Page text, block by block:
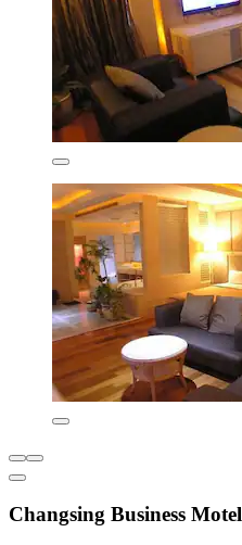
Changsing Business Motel